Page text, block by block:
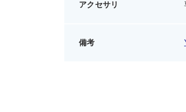
アクセサリ
備考